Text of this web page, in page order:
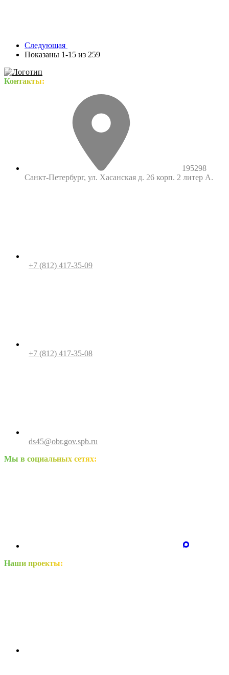
Следующая
Показаны 1-15 из 259
Контакты:
195298
Санкт-Петербург, ул. Хасанская д. 26 корп. 2 литер А.
+7 (812) 417-35-09
+7 (812) 417-35-08
ds45@obr.gov.spb.ru
Мы в социальных сетях:
Наши проекты: